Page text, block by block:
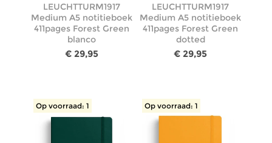
LEUCHTTURM1917
Medium A5 notitieboek
411pages Forest Green
blanco
€ 29,95
LEUCHTTURM1917
Medium A5 notitieboek
411pages Forest Green
dotted
€ 29,95
Op voorraad: 1 Op voorraad: 1